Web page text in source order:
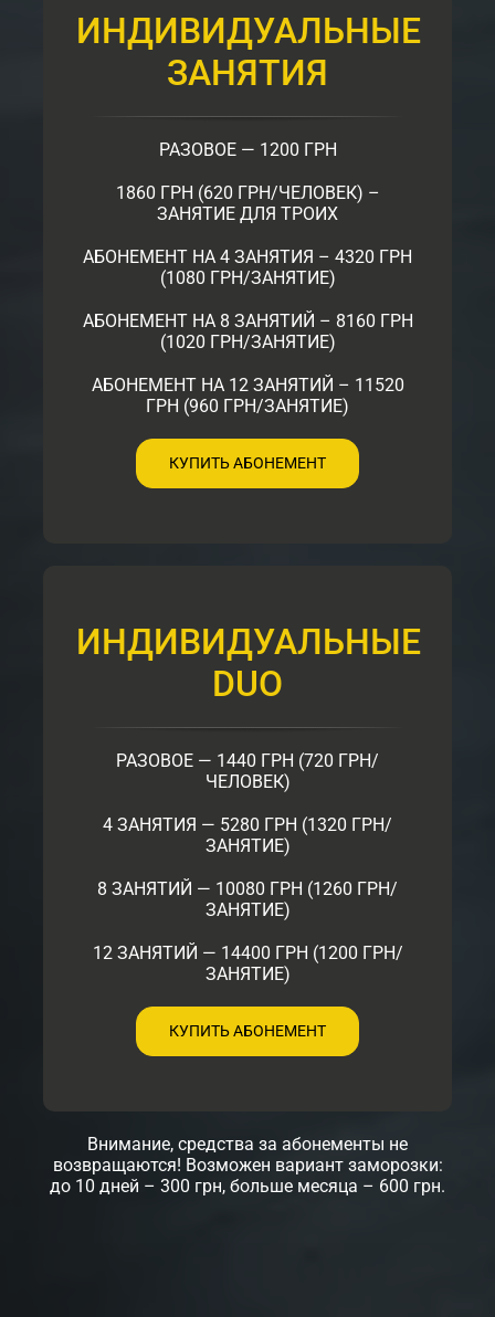
ИНДИВИДУАЛЬНЫЕ
ЗАНЯТИЯ
РАЗОВОЕ — 1200 ГРН
1860 ГРН (620 ГРН/ЧЕЛОВЕК) –
ЗАНЯТИЕ ДЛЯ ТРОИХ
АБОНЕМЕНТ НА 4 ЗАНЯТИЯ – 4320 ГРН
(1080 ГРН/ЗАНЯТИЕ)
АБОНЕМЕНТ НА 8 ЗАНЯТИЙ – 8160 ГРН
(1020 ГРН/ЗАНЯТИЕ)
АБОНЕМЕНТ НА 12 ЗАНЯТИЙ – 11520
ГРН (960 ГРН/ЗАНЯТИЕ)
КУПИТЬ АБОНЕМЕНТ
ИНДИВИДУАЛЬНЫЕ
DUO
РАЗОВОЕ — 1440 ГРН (720 ГРН/
ЧЕЛОВЕК)
4 ЗАНЯТИЯ — 5280 ГРН (1320 ГРН/
ЗАНЯТИЕ)
8 ЗАНЯТИЙ — 10080 ГРН (1260 ГРН/
ЗАНЯТИЕ)
12 ЗАНЯТИЙ — 14400 ГРН (1200 ГРН/
ЗАНЯТИЕ)
КУПИТЬ АБОНЕМЕНТ
Внимание, средства за абонементы не
возвращаются! Возможен вариант заморозки:
до 10 дней – 300 грн, больше месяца – 600 грн.